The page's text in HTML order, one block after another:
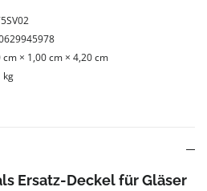
cm × 1,00 cm × 4,20 cm
kg
Ersatz-Deckel für Gläser